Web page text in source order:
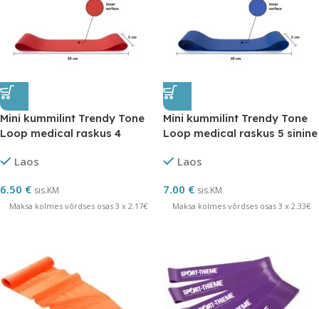
Mini kummilint Trendy Tone
Loop medical raskus 4
Laos
6.50 € sis.KM
Maksa kolmes võrdses osas 3 x 2.17€
Mini kummilint Trendy Tone
Loop medical raskus 5 sinine
Laos
7.00 € sis.KM
Maksa kolmes võrdses osas 3 x 2.33€